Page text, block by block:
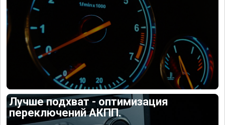
Лучше подхват - оптимизация
переключений АКПП.